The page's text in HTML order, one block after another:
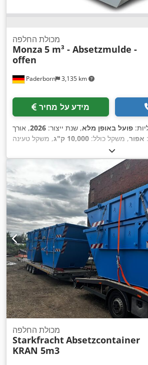
Paderborn 3,135 km
מכולת החלפה
Monza 5 m³ - Absetzmulde -
offen
מידע על מחיר
פועל באופן מלא, שנת ייצור: 2026, אורך
אפור, משקל כולל: 10,000 ק"ג
, משקל טעינה
עצמי:550 ק"ג
1,720 מ"מ , אורך אזור הטעינה:3,000 מ"מ
,
גובה תא המטען:,
מכולת החלפה
StarkfrachtAbsetzcontainer
KRAN 5m3